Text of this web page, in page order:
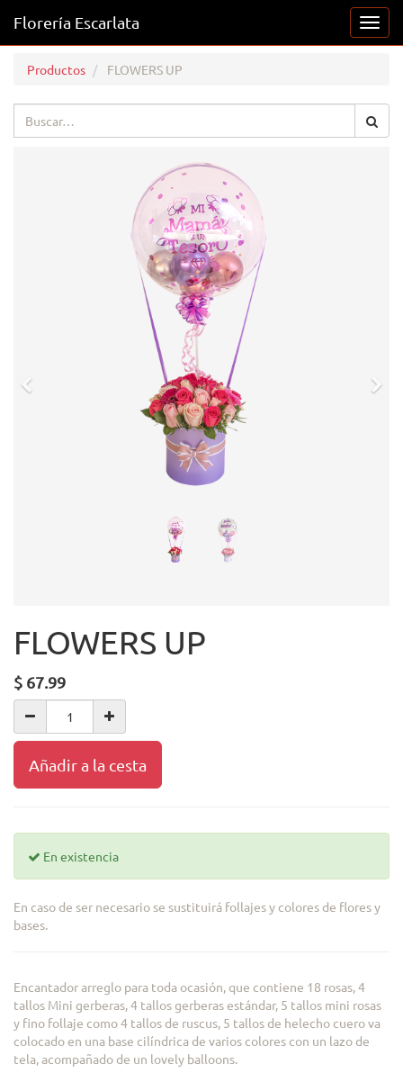
Florería Escarlata
Productos FLOWERS UP
FLOWERS UP
$ 67.99
Añadir a la cesta
En existencia
En caso de ser necesario se sustituirá follajes y colores de flores y
bases.
Encantador arreglo para toda ocasión, que contiene 18 rosas, 4
tallos Mini gerberas, 4 tallos gerberas estándar, 5 tallos mini rosas
y fino follaje como 4 tallos de ruscus, 5 tallos de helecho cuero va
colocado en una base cilíndrica de varios colores con un lazo de
tela, acompañado de un lovely balloons.